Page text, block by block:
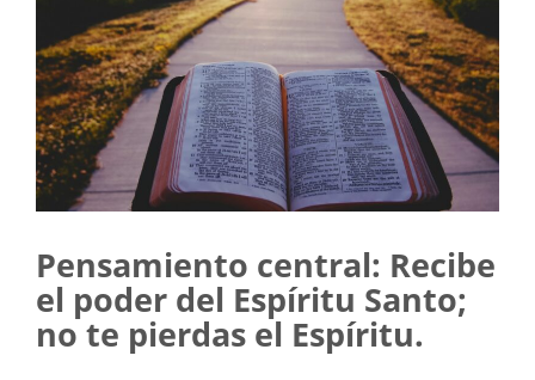
Pensamiento central: Recibe
el poder del Espíritu Santo;
no te pierdas el Espíritu.